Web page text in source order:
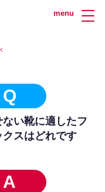
menu
Q
い靴に適したフ
スはどれです
A